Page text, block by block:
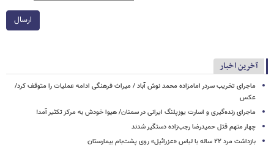
ارسال
آخرین اخبار
ماجرای تخریب سردر امامزاده محمد نوش ‌آباد / میراث فرهنگی ادامه عملیات را متوقف کرد/
عکس
ماجرای زنده‌گیری و اسارت یوزپلنگ ایرانی در سمنان/ هیوا خودش به مرکز تکثیر آمد!
چهار متهم قتل حمیدرضا رجب‌زاده دستگیر شدند
بازداشت مرد ۲۲ ساله با لباس «عزرائیل» روی پشت‌بام بیمارستان